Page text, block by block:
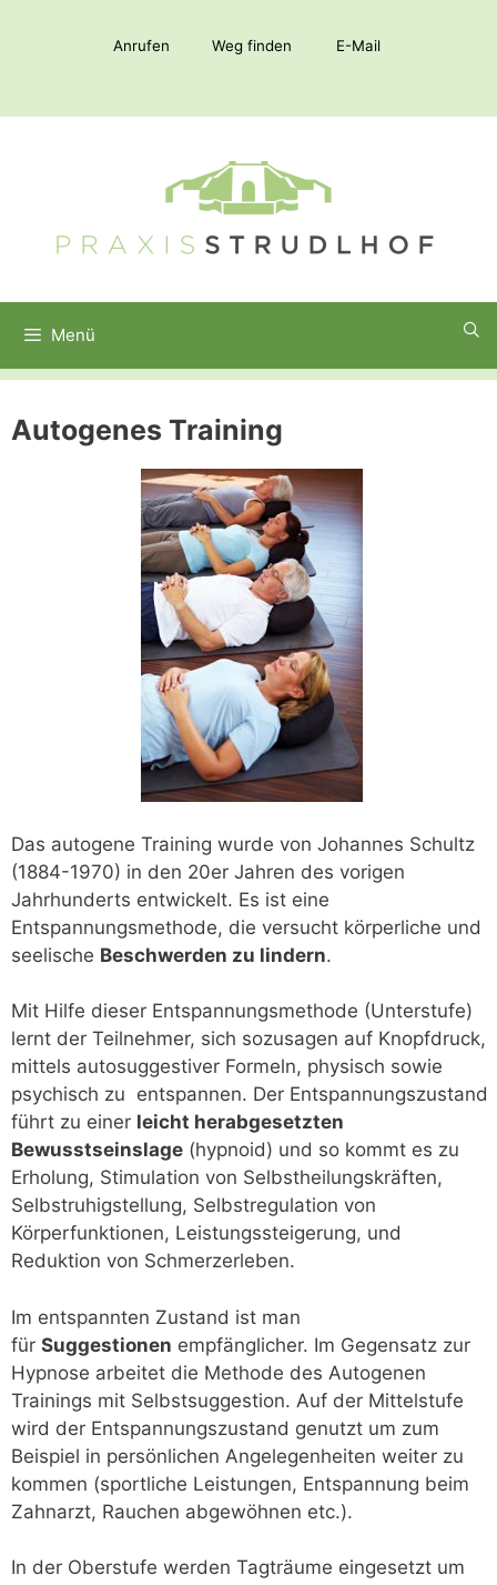
Anrufen Weg finden E-Mail
Menü
Autogenes Training
Das autogene Training wurde von Johannes Schultz
(1884-1970) in den 20er Jahren des vorigen
Jahrhunderts entwickelt. Es ist eine
Entspannungsmethode, die versucht körperliche und
seelische Beschwerden zu lindern.
Mit Hilfe dieser Entspannungsmethode (Unterstufe)
lernt der Teilnehmer, sich sozusagen auf Knopfdruck,
mittels autosuggestiver Formeln, physisch sowie
psychisch zu entspannen. Der Entspannungszustand
führt zu einer leicht herabgesetzten
Bewusstseinslage (hypnoid) und so kommt es zu
Erholung, Stimulation von Selbstheilungskräften,
Selbstruhigstellung, Selbstregulation von
Körperfunktionen, Leistungssteigerung, und
Reduktion von Schmerzerleben.
Im entspannten Zustand ist man
für Suggestionen empfänglicher. Im Gegensatz zur
Hypnose arbeitet die Methode des Autogenen
Trainings mit Selbstsuggestion. Auf der Mittelstufe
wird der Entspannungszustand genutzt um zum
Beispiel in persönlichen Angelegenheiten weiter zu
kommen (sportliche Leistungen, Entspannung beim
Zahnarzt, Rauchen abgewöhnen etc.).
In der Oberstufe werden Tagträume eingesetzt um